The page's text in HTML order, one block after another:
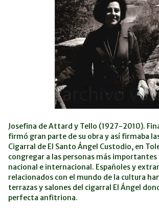
Josefina de Attard y Tello (1927-2010).
firmó gran parte de su obra y así firmaba
Cigarral de El Santo Ángel Custodio, en
congregar a las personas más importantes
nacional e internacional. Españoles y
relacionados con el mundo de la cultura
terrazas y salones del cigarral El Ángel
perfecta anfitriona.